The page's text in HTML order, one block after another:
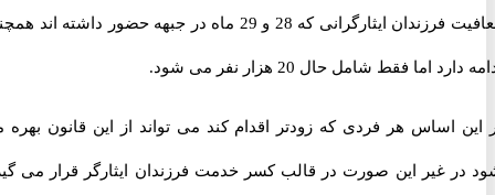
معافیت فرزندان ایثارگرانی که 28 و 29 ماه در جبهه حضور داشته اند همچنان
اما فقط شامل حال 20 هزار نفر می شود.
اساس هر فردی که زودتر اقدام کند می تواند از این قانون بهره مند
غیر این صورت در قالب کسر خدمت فرزندان ایثارگر قرار می گیرد.